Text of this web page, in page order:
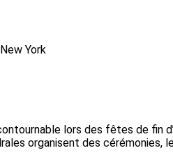
York
lors des fêtes de fin
organisent des cérémonies,